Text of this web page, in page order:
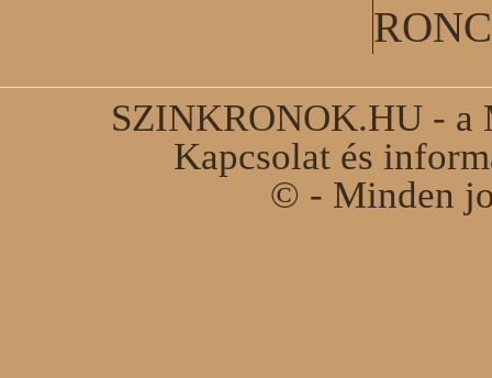
SZINKRONOK.HU - a
Kapcsolat és
© - Minden